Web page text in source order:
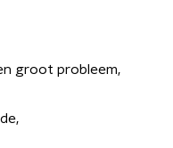
groot probleem,